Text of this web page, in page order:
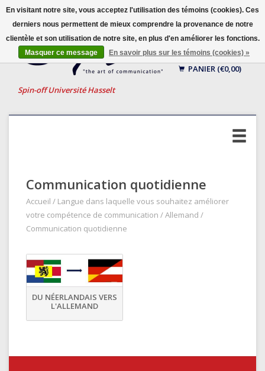
Spin-off Université Hasselt
Nederlands
English
PANIER (€0,00)
Communication quotidienne
Accueil / Langue dans laquelle vous souhaitez améliorer
votre compétence de communication /Allemand /
Communication quotidienne
DU NÉERLANDAIS VERS
L'ALLEMAND
En visitant notre site, vous acceptez l'utilisation des témoins (cookies). Ces
derniers nous permettent de mieux comprendre la provenance de notre
clientèle et son utilisation de notre site, en plus d'en améliorer les fonctions.
Masquer ce message
En savoir plus sur les témoins (cookies) »